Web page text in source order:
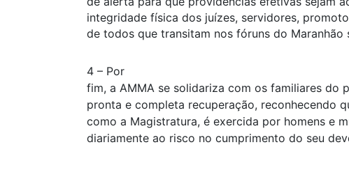
integridade física dos juízes, servidores,
de todos que transitam nos fóruns do Maranhão
4 – Por
fim, a AMMA se solidariza com os familiares do
pronta e completa recuperação, reconhecendo
como a Magistratura, é exercida por homens e
diariamente ao risco no cumprimento do seu